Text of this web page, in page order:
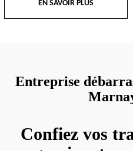
EN SAVOIR PLUS
Entreprise
Confiez vos